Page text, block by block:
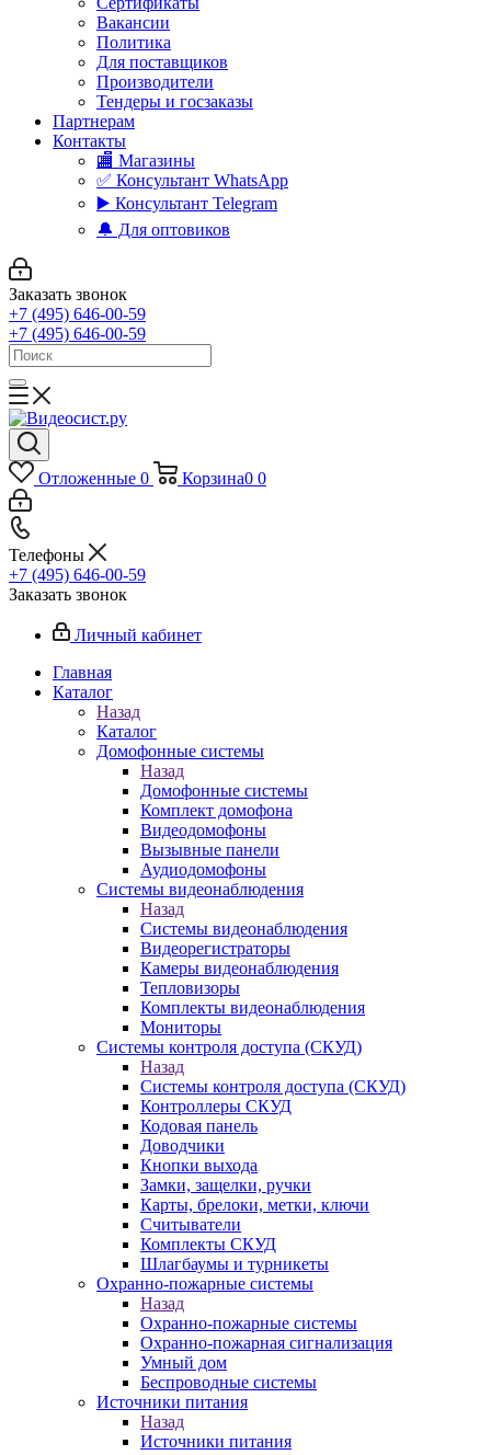
Вакансии
Политика
Для поставщиков
Производители
Тендеры и госзаказы
Партнерам
Контакты
🏬 Магазины
✅️ Консультант WhatsApp
▶️ Консультант Telegram
🔔 Для оптовиков
Заказать звонок
+7 (495) 646-00-59
+7 (495) 646-00-59
Отложенные 0 Корзина0 0
Телефоны
+7 (495) 646-00-59
Заказать звонок
Личный кабинет
Главная
Каталог
Назад
Каталог
Домофонные системы
Назад
Домофонные системы
Комплект домофона
Видеодомофоны
Вызывные панели
Аудиодомофоны
Системы видеонаблюдения
Назад
Системы видеонаблюдения
Видеорегистраторы
Камеры видеонаблюдения
Тепловизоры
Комплекты видеонаблюдения
Мониторы
Системы контроля доступа (СКУД)
Назад
Системы контроля доступа (СКУД)
Контроллеры СКУД
Кодовая панель
Доводчики
Кнопки выхода
Замки, защелки, ручки
Карты, брелоки, метки, ключи
Считыватели
Комплекты СКУД
Шлагбаумы и турникеты
Охранно-пожарные системы
Назад
Охранно-пожарные системы
Охранно-пожарная сигнализация
Умный дом
Беспроводные системы
Источники питания
Назад
Источники питания